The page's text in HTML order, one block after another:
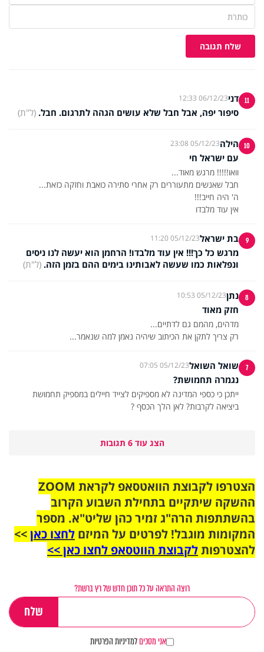
שלח תגובה
11 דני06/12/23 12:33
סיפור יפה, אבל חבל שלא עושים הגהה לתרגום. חבל. (ל"ת)
10 הילה05/12/23 23:08
עם ישראל חי
אין עוד מלבדו
9 בת ישראל05/12/23 11:20
מרגש כל כך!!! אין עוד מלבדו! הרחמן הוא יעשה לנו ניסים
ונפלאות כמו שעשה לאבותינו בימים ההם בזמן הזה. (ל"ת)
8 נתן05/12/23 10:53
חזק מאוד
רק צריך לתקן את הכיתוב שיהיה נאמן למה שנאמר...
7 שואל השואל05/12/23 07:05
נגמרה תחמושת?
ייתכן כי כספי המדינה לא מספיקים לצייד חיילים במספיק תחמושת
ביציאה לקרבות? לאן הלך הכסף ?
הצג עוד 6 תגובות
הצטרפו לקבוצת הוואטסאפ לקראת ZOOM
ההשקה שיתקיים בתחילת השבוע הקרוב
בהשתתפות הרה"ג זמיר כהן שליט"א. מספר
המקומות מוגבל! לפרטים על המיזם לחצו כאן>>
להצטרפותלקבוצת הווטסאפ לחצו כאן >>
רוצה התראה על כל תוכן חדש של רץ ברשת?
אני מסכיםלמדיניות הפרטיות